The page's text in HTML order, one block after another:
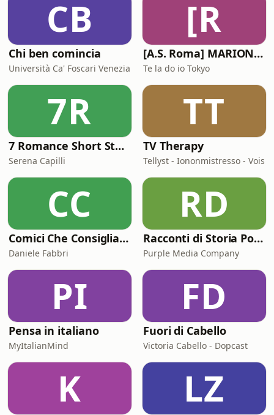
CB
Chi ben comincia
Università Ca' Foscari Venezia
[R
[A.S. Roma] MARIONE - Il portale della ControInformazione GialloRossa
Te la do io Tokyo
7R
7 Romance Short Stories in Italian (Graded Reader for Intermediate Learners (CEFR B1-B2)
Serena Capilli
TT
TV Therapy
Tellyst - Iononmistresso - Vois
CC
Comici Che Consigliano Cose
Daniele Fabbri
RD
Racconti di Storia Podcast
Purple Media Company
PI
Pensa in italiano
MyItalianMind
FD
Fuori di Cabello
Victoria Cabello - Dopcast
K LZ